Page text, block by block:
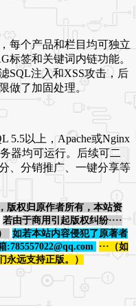
每个产品和栏目均可独立
标签和关键词内链功能。
SQL注入和XSS攻击，后
做了加固处理。
5.5以上，Apache或Nginx
器均可运行。后续可二
、分销推广、一键分享等
版权归原作者所有，本站资
若由于商用引起版权纠纷····
如若本站内容侵犯了原著者
···（如
永远支持正版。）